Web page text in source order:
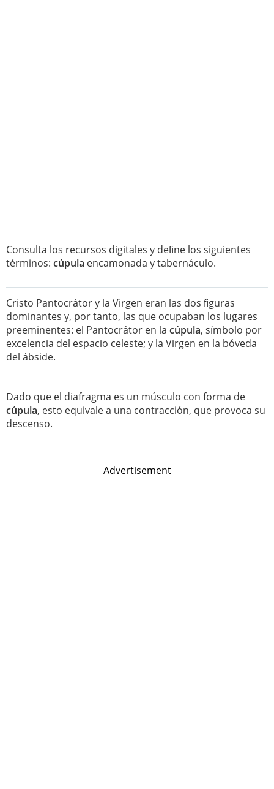
Consulta los recursos digitales y deﬁne los siguientes
términos: cúpula encamonada y tabernáculo.
Cristo Pantocrátor y la Virgen eran las dos ﬁguras
dominantes y, por tanto, las que ocupaban los lugares
preeminentes: el Pantocrátor en la cúpula, símbolo por
excelencia del espacio celeste; y la Virgen en la bóveda
del ábside.
Dado que el diafragma es un músculo con forma de
cúpula, esto equivale a una contracción, que provoca su
descenso.
Advertisement